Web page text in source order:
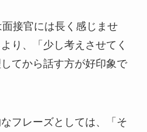
接官には長く感じませ
り、「少し考えさせてく
てから話す方が好印象で
フレーズとしては、「そ